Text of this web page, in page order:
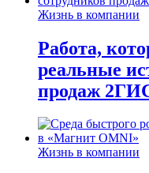
Жизнь в компании
Работа,
реальные
продаж
Жизнь в компании